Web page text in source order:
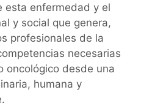
esta enfermedad y el
y social que genera,
profesionales de la
necesarias
oncológico desde una
humana y